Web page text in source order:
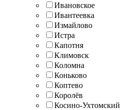
Ивановское
Ивантеевка
Измайлово
Истра
Капотня
Климовск
Коломна
Коньково
Коптево
Королёв
Косино-Ухтомский